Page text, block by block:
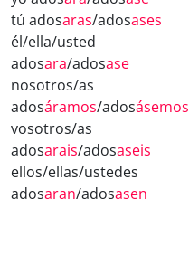
tú adosaras/adosases
él/ella/usted
adosara/adosase
nosotros/as
adosáramos/adosásemos
vosotros/as
adosarais/adosaseis
ellos/ellas/ustedes
adosaran/adosasen